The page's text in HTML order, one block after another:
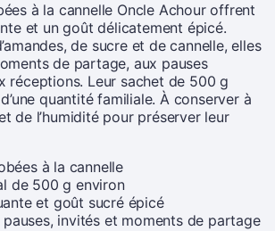
à la cannelle Oncle Achour offrent
et un goût délicatement épicé.
de sucre et de cannelle, elles
de partage, aux pauses
réceptions. Leur sachet de 500 g
quantité familiale. À conserver à
de l’humidité pour préserver leur
à la cannelle
de 500 g environ
et goût sucré épicé
invités et moments de partage